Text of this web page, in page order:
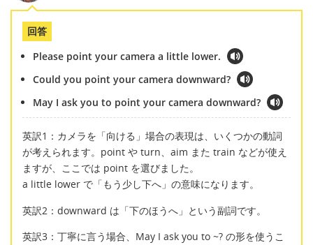
回答
Please point your camera a little lower.
Could you point your camera downward?
May I ask you to point your camera downward?
英訳1：カメラを「向ける」場合の表現は、いくつかの動詞
が考えられます。point や turn、aim また train などが使え
ますが、ここでは point を選びました。
a little lower で「もう少し下へ」の意味になります。
英訳2：downward は「下のほうへ」という副詞です。
英訳3：丁寧に言う場合、May I ask you to ~? の形を使うこ